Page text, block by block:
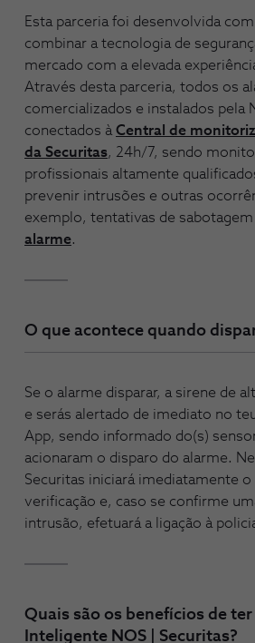
Esta parceria foi desenvolvida
combinar a tecnologia de
mercado com a elevada
Através desta parceria, todos os
comercializados e instalados pela
conectados à Central de
da Securitas, 24h/7, sendo
profissionais altamente
prevenir intrusões e outras
exemplo, tentativas de sabotagem
alarme.
O que acontece quando
Se o alarme disparar, a sirene de
e serás alertado de imediato no
App, sendo informado do(s)
acionaram o disparo do alarme.
Securitas iniciará imediatamente
verificação e, caso se confirme
intrusão, efetuará a ligação à
Quais são os benefícios de
Inteligente NOS | Securitas?